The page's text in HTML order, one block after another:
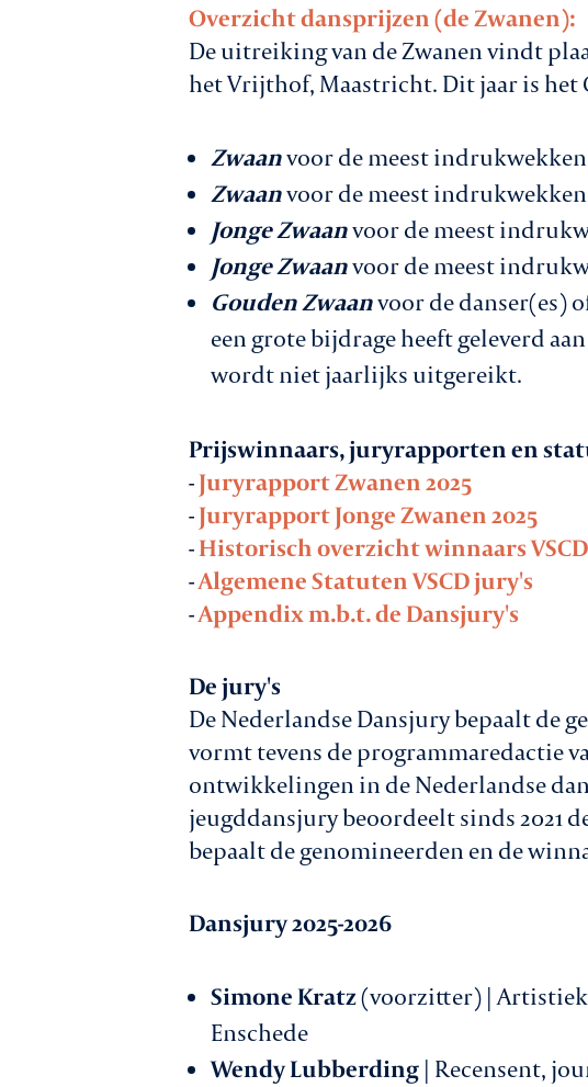
Overzicht dansprijzen (de Zwanen):
De uitreiking van de Zwanen vindt
het Vrijthof, Maastricht. Dit jaar is het
Zwaanvoor de meest
Zwaanvoor de meest
Jonge Zwaanvoor de meest
Jonge Zwaanvoor de meest
Gouden Zwaanvoor de danser(es)
een grote bijdrage heeft geleverd
wordt niet jaarlijks uitgereikt.
Prijswinnaars, juryrapporten en
-Juryrapport Zwanen 2025
-Juryrapport Jonge Zwanen 2025
-Historisch overzicht winnaars
-Algemene Statuten VSCD jury's
-Appendix m.b.t. de Dansjury's
De jury's
De Nederlandse Dansjury bepaalt de
vormt tevens de programmaredactie
ontwikkelingen in de Nederlandse
jeugddansjury beoordeelt sinds 2021
bepaalt de genomineerden en de
Dansjury 2025-2026
Simone Kratz(voorzitter) |
Enschede
Wendy Lubberding | Recensent,